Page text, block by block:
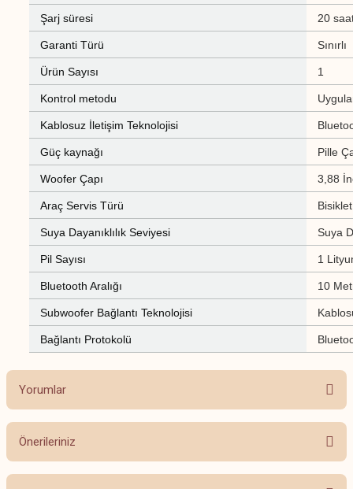
Şarj süresi 20
Garanti Türü Sınırlı
Ürün Sayısı 1
Kontrol metodu
Kablosuz İletişim Teknolojisi
Güç kaynağı Pille
Woofer Çapı 3,88
Araç Servis Türü Bisiklet
Suya Dayanıklılık Seviyesi Suya
Pil Sayısı 1
Bluetooth Aralığı 10
Subwoofer Bağlantı Teknolojisi
Bağlantı Protokolü
Yorumlar
Bu ürüne ilk yorumu siz yapın!
Önerileriniz
Bu ürünün fiyat bilgisi, resim, ürün açıklamalarında ve diğer konularda